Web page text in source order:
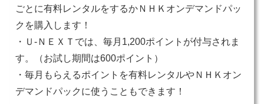
ごとに有料レンタルをするかＮＨＫオンデマンドパッ
クを購入します！
・Ｕ-ＮＥＸＴでは、毎月1,200ポイントが付与されま
す。（お試し期間は600ポイント）
・毎月もらえるポイントを有料レンタルやＮＨＫオン
デマンドパックに使うこともできます！